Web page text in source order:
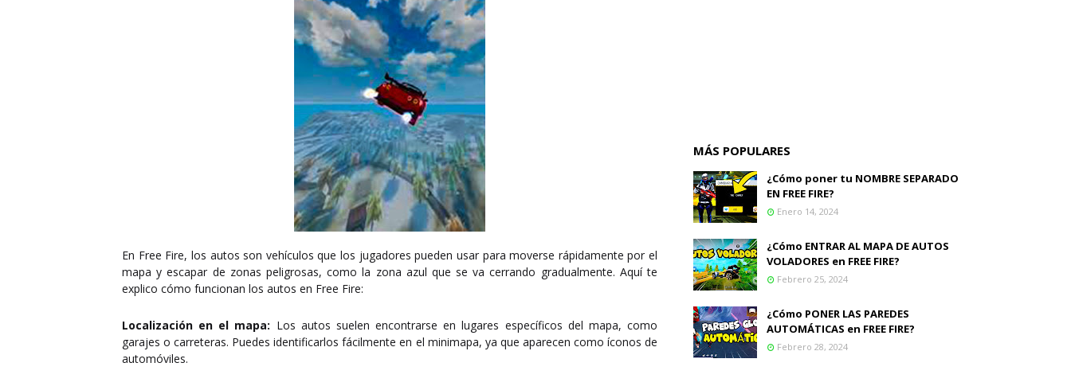
En Free Fire, los autos son vehículos que los jugadores pueden usar para moverse rápidamente por el
mapa y escapar de zonas peligrosas, como la zona azul que se va cerrando gradualmente. Aquí te
explico cómo funcionan los autos en Free Fire:
Localización en el mapa: Los autos suelen encontrarse en lugares específicos del mapa, como
garajes o carreteras. Puedes identificarlos fácilmente en el minimapa, ya que aparecen como íconos de
automóviles.
MÁS POPULARES
¿Cómo poner tu NOMBRE SEPARADO
EN FREE FIRE?
Enero 14, 2024
¿Cómo ENTRAR AL MAPA DE AUTOS
VOLADORES en FREE FIRE?
Febrero 25, 2024
¿Cómo PONER LAS PAREDES
AUTOMÁTICAS en FREE FIRE?
Febrero 28, 2024